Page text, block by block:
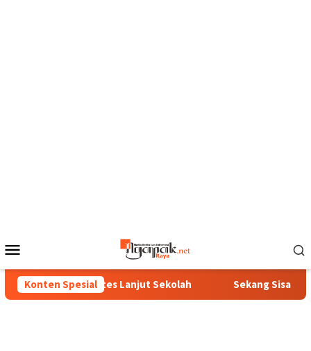
Mobile
Konten Spesial
Bunga Ora Pantes Lanjut Sekolah Sekang Sisa Sega